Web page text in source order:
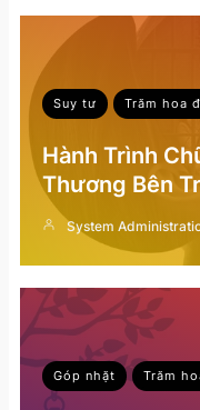
Suy tư Trăm hoa
Hành Trình
Thương Bên
System
Góp nhặt Trăm